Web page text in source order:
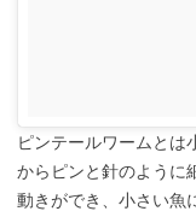
ピンテールワームとは
からピンと針のように
動きができ、小さい魚